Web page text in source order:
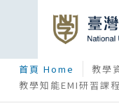
首頁 Home
教學
教學知能EMI研習